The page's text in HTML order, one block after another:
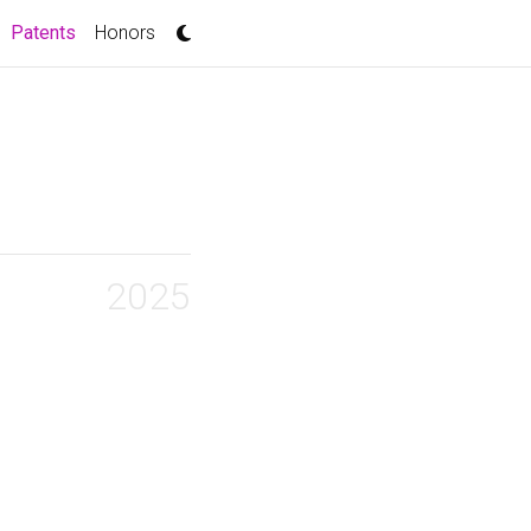
Patents (current)
Honors
2025